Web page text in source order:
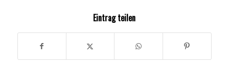
Eintrag teilen